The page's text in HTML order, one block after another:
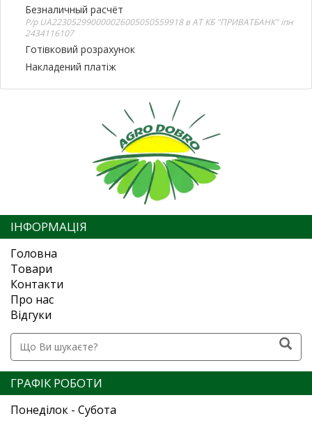
Безналичный расчёт
Р/р UA223052990000026005050559918 в АТ КБ "ПРИВАТБАНК" іпн
2434116107
Готівковий розрахунок
Накладений платіж
ІНФОРМАЦІЯ
Головна
Товари
Контакти
Про нас
Відгуки
ГРАФІК РОБОТИ
Понеділок - Субота